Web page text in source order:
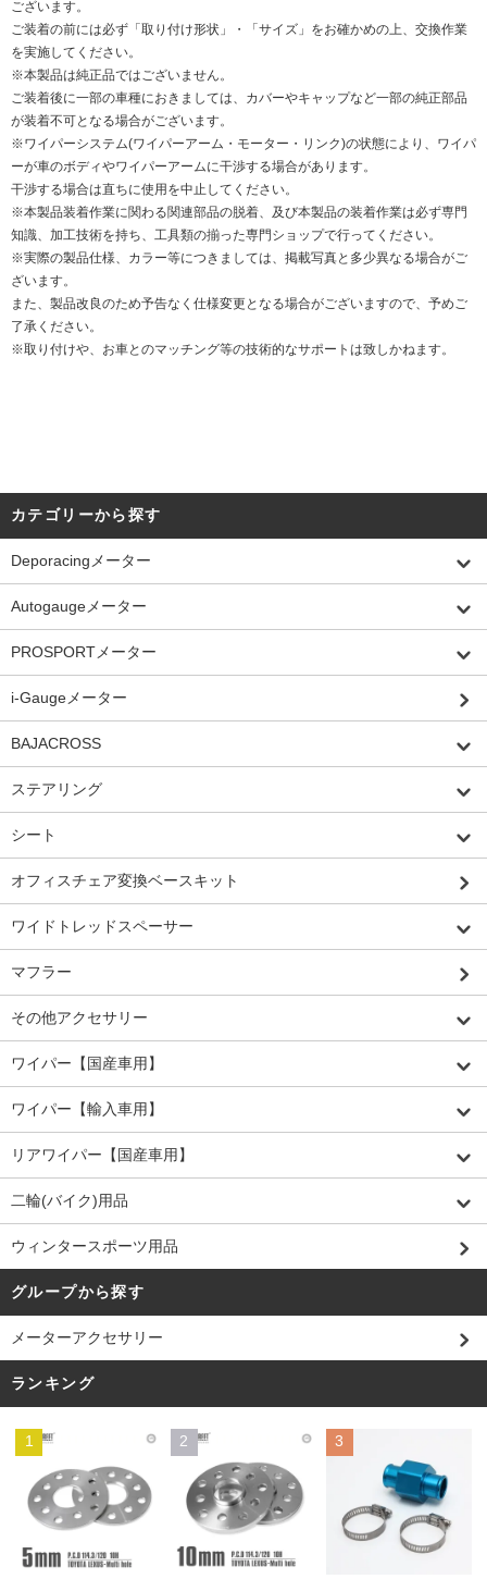
ございます。
ご装着の前には必ず「取り付け形状」・「サイズ」をお確かめの上、交換作業
を実施してください。
※本製品は純正品ではございません。
ご装着後に一部の車種におきましては、カバーやキャップなど一部の純正部品
が装着不可となる場合がございます。
※ワイパーシステム(ワイパーアーム・モーター・リンク)の状態により、ワイパ
ーが車のボディやワイパーアームに干渉する場合があります。
干渉する場合は直ちに使用を中止してください。
※本製品装着作業に関わる関連部品の脱着、及び本製品の装着作業は必ず専門
知識、加工技術を持ち、工具類の揃った専門ショップで行ってください。
※実際の製品仕様、カラー等につきましては、掲載写真と多少異なる場合がご
ざいます。
また、製品改良のため予告なく仕様変更となる場合がございますので、予めご
了承ください。
※取り付けや、お車とのマッチング等の技術的なサポートは致しかねます。
カテゴリーから探す
Deporacingメーター
Autogaugeメーター
PROSPORTメーター
i-Gaugeメーター
BAJACROSS
ステアリング
シート
オフィスチェア変換ベースキット
ワイドトレッドスペーサー
マフラー
その他アクセサリー
ワイパー【国産車用】
ワイパー【輸入車用】
リアワイパー【国産車用】
二輪(バイク)用品
ウィンタースポーツ用品
グループから探す
メーターアクセサリー
ランキング
1 2 3